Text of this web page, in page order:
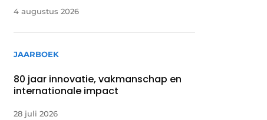
4 augustus 2026
JAARBOEK
80 jaar innovatie, vakmanschap en
internationale impact
28 juli 2026